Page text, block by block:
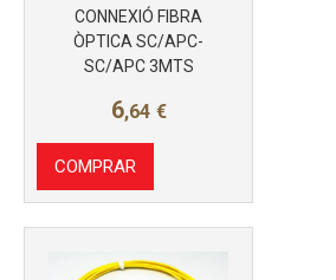
CONNEXIÓ FIBRA
ÒPTICA SC/APC-
SC/APC 3MTS
6,64 €
COMPRAR
Más info